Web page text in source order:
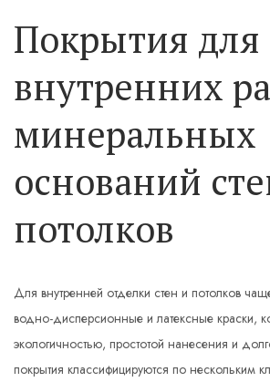
Покрытия для
внутренних
минеральных
оснований
потолков
Для внутренней отделки стен и потолков
водно-дисперсионные и латексные краски,
экологичностью, простотой нанесения и
покрытия классифицируются по нескольким